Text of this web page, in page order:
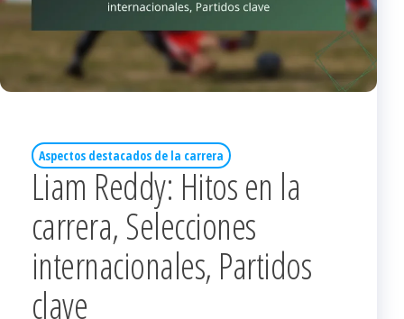
Aspectos destacados de la carrera
Liam Reddy: Hitos en la
carrera, Selecciones
internacionales, Partidos
clave